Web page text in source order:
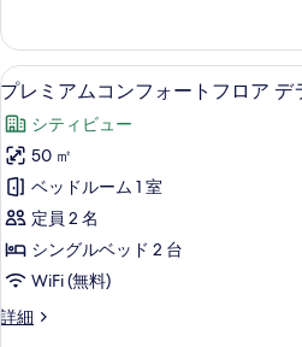
の
す
べ
て
の
写
真
を
示
禁
煙
の
詳
細
ト
フ
ロ
ア
カ
ジ
ュ
ア
ル
ツ
ム
コ
ン
ォ
ー
ト
フ
ロ
ア
カ
ジ
ア
プ
レ
ミ
ア
ム
コ
ン
フ
ォ
セ
8
プレミアムコンフォートフロア
シティビュー
50 ㎡
ベッドルーム 1 室
定員 2 名
シングルベッド 2 台
WiFi (無料)
詳細
プ